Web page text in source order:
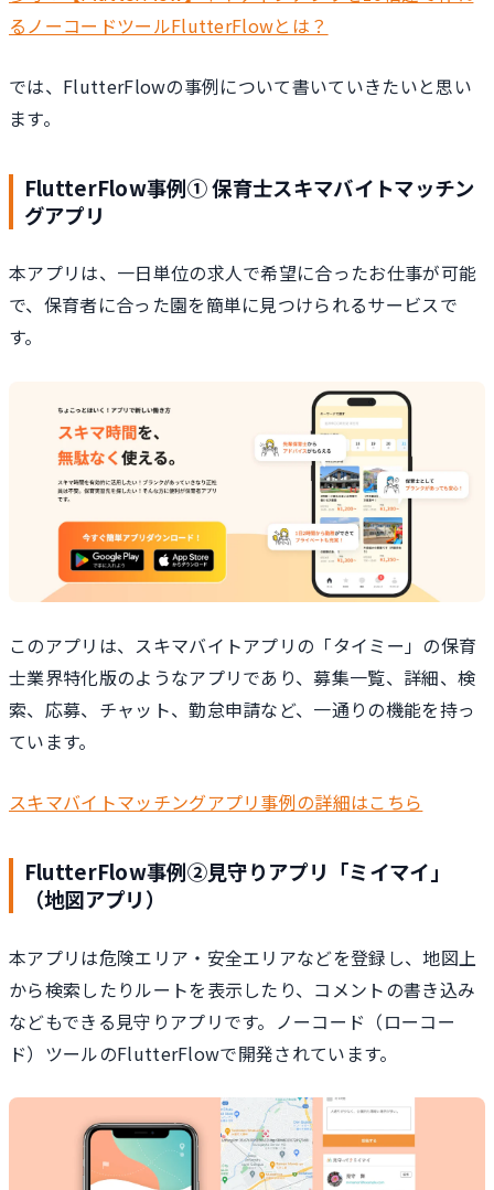
るノーコードツールFlutterFlowとは？
では、FlutterFlowの事例について書いていきたいと思い
ます。
FlutterFlow事例① 保育士スキマバイトマッチン
グアプリ
本アプリは、一日単位の求人で希望に合ったお仕事が可能
で、保育者に合った園を簡単に見つけられるサービスで
す。
このアプリは、スキマバイトアプリの「タイミー」の保育
士業界特化版のようなアプリであり、募集一覧、詳細、検
索、応募、チャット、勤怠申請など、一通りの機能を持っ
ています。
スキマバイトマッチングアプリ事例の詳細はこちら
FlutterFlow事例②見守りアプリ「ミイマイ」
（地図アプリ）
本アプリは危険エリア・安全エリアなどを登録し、地図上
から検索したりルートを表示したり、コメントの書き込み
などもできる見守りアプリです。ノーコード（ローコー
ド）ツールのFlutterFlowで開発されています。